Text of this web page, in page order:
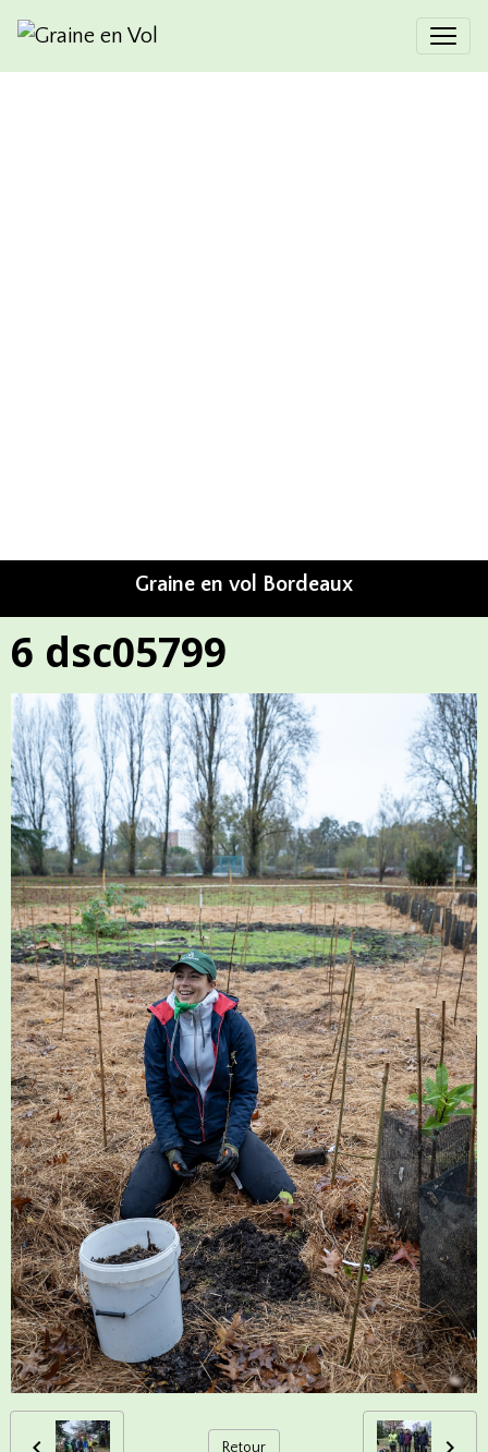
Graine en vol Bordeaux
6 dsc05799
Retour